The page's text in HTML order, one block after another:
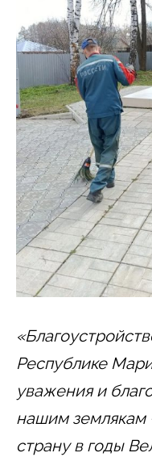
Республике
уважения и
нашим
страну в годы